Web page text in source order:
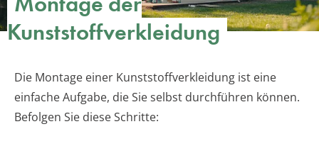
Kunststoffverkleidung
Die Montage einer Kunststoffverkleidung ist eine
einfache Aufgabe, die Sie selbst durchführen können.
Befolgen Sie diese Schritte: